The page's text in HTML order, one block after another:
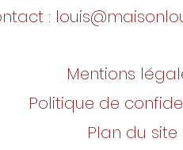
:
Mentions
Politique de
Plan du site